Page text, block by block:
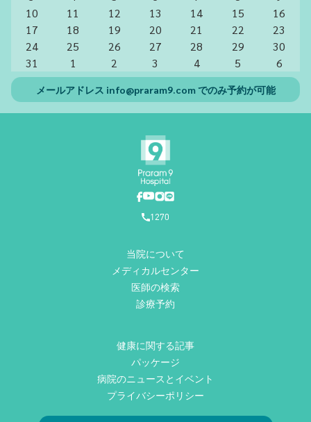
10
11 12 13 14 15
16
17
18 19 20 21 22
23
24
25 26 27 28 29
30
31
1 2 3 4 5 6
メールアドレス info@praram9.comでのみ予約が可能
1270
当院について
メディカルセンター
医師の検索
診療予約
健康に関する記事
パッケージ
病院のニュースとイベント
プライバシーポリシー